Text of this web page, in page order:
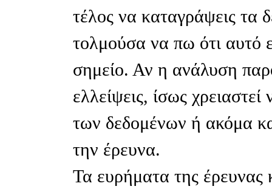
τέλος να καταγράψεις τα
τολμούσα να πω ότι αυτό
σημείο. Αν η ανάλυση
ελλείψεις, ίσως
των δεδομένων ή ακόμα
την έρευνα.
Τα ευρήματα της έρευνας